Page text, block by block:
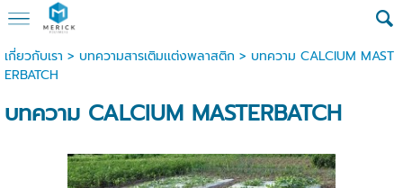
เกี่ยวกับเรา > บทความสารเติมเเต่งพลาสติก > บทความ CALCIUM MAST
ERBATCH
บทความ CALCIUM MASTERBATCH